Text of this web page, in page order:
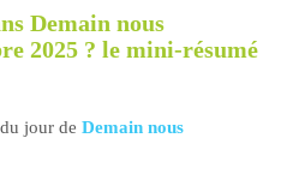
Demain nous
2025 ? le mini-résumé
du jour deDemain nous